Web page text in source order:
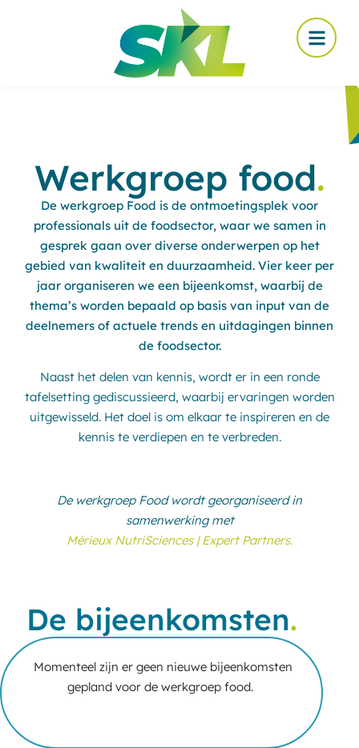
Werkgroep food.
De werkgroep Food is de ontmoetingsplek voor
professionals uit de foodsector, waar we samen in
gesprek gaan over diverse onderwerpen op het
gebied van kwaliteit en duurzaamheid. Vier keer per
jaar organiseren we een bijeenkomst, waarbij de
thema’s worden bepaald op basis van input van de
deelnemers of actuele trends en uitdagingen binnen
de foodsector.
Naast het delen van kennis, wordt er in een ronde
tafelsetting gediscussieerd, waarbij ervaringen worden
uitgewisseld. Het doel is om elkaar te inspireren en de
kennis te verdiepen en te verbreden.
De werkgroep Food wordt georganiseerd in
samenwerking met
Mérieux NutriSciences | Expert Partners.
De bijeenkomsten.
Momenteel zijn er geen nieuwe bijeenkomsten
gepland voor de werkgroep food.